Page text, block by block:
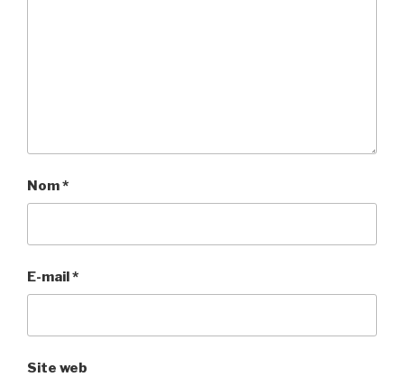
Nom*
E-mail*
Site web